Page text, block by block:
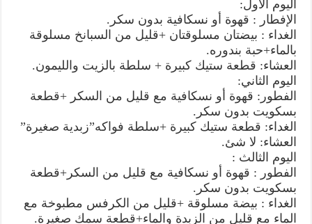
اليوم الأول:
الإفطار : قهوة أو نسكافية بدون سكر.
الغداء : بيضتان مسلوقتان +قليل من السبانخ مسلوقة
بالماء+حبة بندوره.
العشاء: قطعة ستيك كبيرة + سلطة بالزيت والليمون.
اليوم الثاني:
الفطور: قهوة أو نسكافية مع قليل من السكر +قطعة
بسكويت بدون سكر.
الغداء: قطعة ستيك كبيرة +سلطة فواكه”زبدية صغيرة”
العشاء: لا شئ.
اليوم الثالث :
الفطور : قهوة أو نسكافية مع قليل من السكر+قطعة
بسكويت بدون سكر.
الغداء : بيضة مسلوقة +قليل من الكرفس مطبوخة مع
الماء مع قليل من الزبدة والماء+قطعة سمك صغيرة.